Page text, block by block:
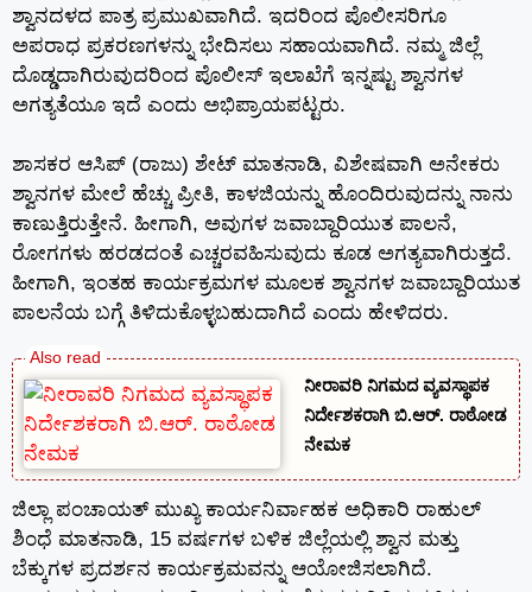
ಶ್ವಾನದಳದ ಪಾತ್ರ ಪ್ರಮುಖವಾಗಿದೆ. ಇದರಿಂದ ಪೊಲೀಸರಿಗೂ
ಅಪರಾಧ ಪ್ರಕರಣಗಳನ್ನು ಭೇದಿಸಲು ಸಹಾಯವಾಗಿದೆ. ನಮ್ಮ ಜಿಲ್ಲೆ
ದೊಡ್ಡದಾಗಿರುವುದರಿಂದ ಪೊಲೀಸ್ ಇಲಾಖೆಗೆ ಇನ್ನಷ್ಟು ಶ್ವಾನಗಳ
ಅಗತ್ಯತೆಯೂ ಇದೆ ಎಂದು ಅಭಿಪ್ರಾಯಪಟ್ಟರು.
ಶಾಸಕರ ಆಸಿಪ್ (ರಾಜು) ಶೇಟ್ ಮಾತನಾಡಿ, ವಿಶೇಷವಾಗಿ ಅನೇಕರು
ಶ್ವಾನಗಳ ಮೇಲೆ ಹೆಚ್ಚು ಪ್ರೀತಿ, ಕಾಳಜಿಯನ್ನು ಹೊಂದಿರುವುದನ್ನು ನಾನು
ಕಾಣುತ್ತಿರುತ್ತೇನೆ. ಹೀಗಾಗಿ, ಅವುಗಳ ಜವಾಬ್ದಾರಿಯುತ ಪಾಲನೆ,
ರೋಗಗಳು ಹರಡದಂತೆ ಎಚ್ಚರವಹಿಸುವುದು ಕೂಡ ಅಗತ್ಯವಾಗಿರುತ್ತದೆ.
ಹೀಗಾಗಿ, ಇಂತಹ ಕಾರ್ಯಕ್ರಮಗಳ ಮೂಲಕ ಶ್ವಾನಗಳ ಜವಾಬ್ದಾರಿಯುತ
ಪಾಲನೆಯ ಬಗ್ಗೆ ತಿಳಿದುಕೊಳ್ಳಬಹುದಾಗಿದೆ ಎಂದು ಹೇಳಿದರು.
ನೀರಾವರಿ ನಿಗಮದ ವ್ಯವಸ್ಥಾಪಕ
ನಿರ್ದೇಶಕರಾಗಿ ಬಿ.ಆರ್. ರಾಠೋಡ
ನೇಮಕ
ಜಿಲ್ಲಾ ಪಂಚಾಯತ್ ಮುಖ್ಯ ಕಾರ್ಯನಿರ್ವಾಹಕ ಅಧಿಕಾರಿ ರಾಹುಲ್
ಶಿಂಧೆ ಮಾತನಾಡಿ, 15 ವರ್ಷಗಳ ಬಳಿಕ ಜಿಲ್ಲೆಯಲ್ಲಿ ಶ್ವಾನ ಮತ್ತು
ಬೆಕ್ಕುಗಳ ಪ್ರದರ್ಶನ ಕಾರ್ಯಕ್ರಮವನ್ನು ಆಯೋಜಿಸಲಾಗಿದೆ.